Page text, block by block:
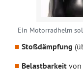
Ein Motorradhelm
Stoßdämpfung
Belastbarkeit von